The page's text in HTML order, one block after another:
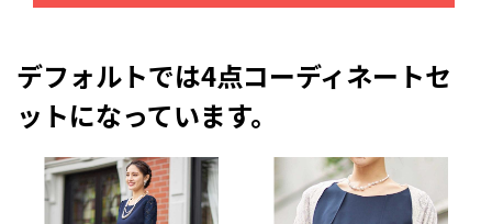
デフォルトでは4点コーディネートセ
ットになっています。